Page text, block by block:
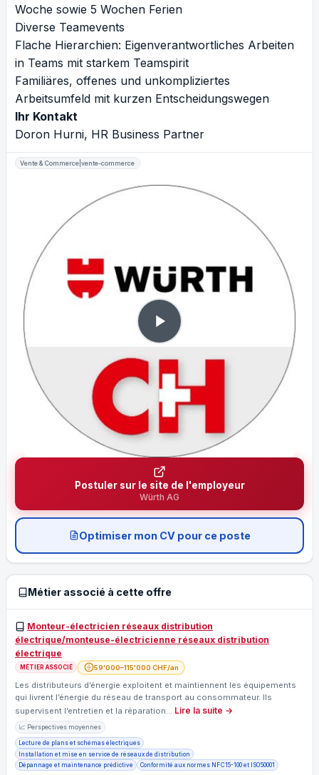
Woche sowie 5 Wochen Ferien
Diverse Teamevents
Flache Hierarchien: Eigenverantwortliches Arbeiten
in Teams mit starkem Teamspirit
Familiäres, offenes und unkompliziertes
Arbeitsumfeld mit kurzen Entscheidungswegen
Ihr Kontakt
Doron Hurni, HR Business Partner
Vente & Commerce|vente-commerce
Postuler sur le site de l'employeur
Würth AG
Optimiser mon CV pour ce poste
Métier associé à cette offre
Monteur-électricien réseaux distribution
électrique/monteuse-électricienne réseaux distribution
électrique
MÉTIER ASSOCIÉ 59'000–115'000 CHF/an
Les distributeurs d’énergie exploitent et maintiennent les équipements
qui livrent l’énergie du réseau de transport au consommateur. Ils
supervisent l’entretien et la réparation… Lire la suite →
📈 Perspectives moyennes
Lecture de plans et schémas électriques
Installation et mise en service de réseaux de distribution
Dépannage et maintenance prédictive
Conformité aux normes NF C 15-100 et ISO 50001